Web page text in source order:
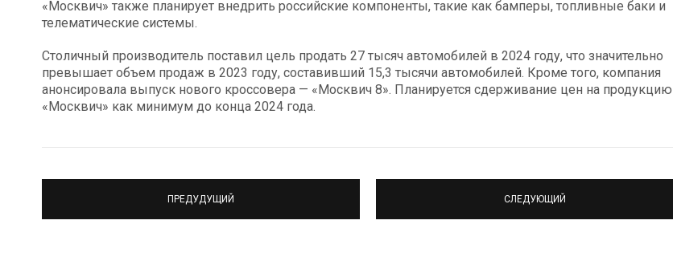
«Москвич» также планирует внедрить российские компоненты, такие как бамперы, топливные баки и
телематические системы.
Столичный производитель поставил цель продать 27 тысяч автомобилей в 2024 году, что значительно
превышает объем продаж в 2023 году, составивший 15,3 тысячи автомобилей. Кроме того, компания
анонсировала выпуск нового кроссовера — «Москвич 8». Планируется сдерживание цен на продукцию
«Москвич» как минимум до конца 2024 года.
ПРЕДУДУЩИЙ СЛЕДУЮЩИЙ